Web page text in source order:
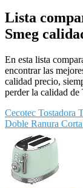
Lista
Smeg
En esta lista
encontrar las
calidad precio,
perder la calidad de
Cecotec Tostadora
Doble Ranura